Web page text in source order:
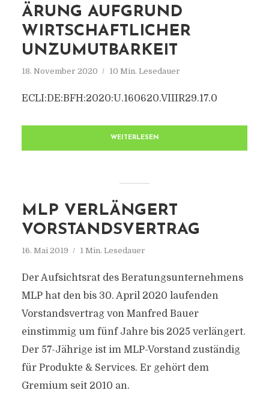
ÄRUNG AUFGRUND
WIRTSCHAFTLICHER
UNZUMUTBARKEIT
18. November 2020 10 Min. Lesedauer
ECLI:DE:BFH:2020:U.160620.VIIIR29.17.0
WEITERLESEN
MLP VERLÄNGERT
VORSTANDSVERTRAG
16. Mai 2019 1 Min. Lesedauer
Der Aufsichtsrat des Beratungsunternehmens
MLP hat den bis 30. April 2020 laufenden
Vorstandsvertrag von Manfred Bauer
einstimmig um fünf Jahre bis 2025 verlängert.
Der 57-Jährige ist im MLP-Vorstand zuständig
für Produkte & Services. Er gehört dem
Gremium seit 2010 an.